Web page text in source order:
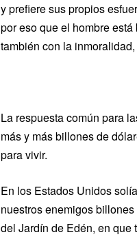
y prefiere sus propios
por eso que el hombre
también con la
La respuesta común para
más y más billones de
para vivir.
En los Estados Unidos
nuestros enemigos
del Jardín de Edén, en que